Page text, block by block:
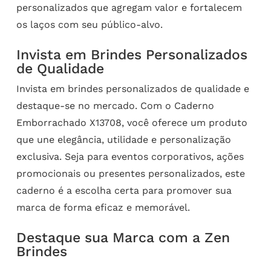
personalizados que agregam valor e fortalecem
os laços com seu público-alvo.
Invista em Brindes Personalizados
de Qualidade
Invista em brindes personalizados de qualidade e
destaque-se no mercado. Com o Caderno
Emborrachado X13708, você oferece um produto
que une elegância, utilidade e personalização
exclusiva. Seja para eventos corporativos, ações
promocionais ou presentes personalizados, este
caderno é a escolha certa para promover sua
marca de forma eficaz e memorável.
Destaque sua Marca com a Zen
Brindes